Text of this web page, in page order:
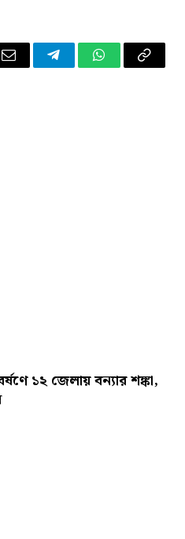
Email TelegramWhatsApp
Copy
১২ জেলায় বন্যার শঙ্কা,